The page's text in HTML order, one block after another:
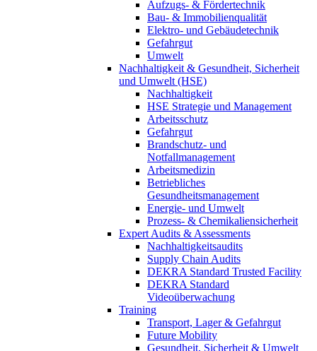
Aufzugs- & Fördertechnik
Bau- & Immobilienqualität
Elektro- und Gebäudetechnik
Gefahrgut
Umwelt
Nachhaltigkeit & Gesundheit, Sicherheit
und Umwelt (HSE)
Nachhaltigkeit
HSE Strategie und Management
Arbeitsschutz
Gefahrgut
Brandschutz- und
Notfallmanagement
Arbeitsmedizin
Betriebliches
Gesundheitsmanagement
Energie- und Umwelt
Prozess- & Chemikaliensicherheit
Expert Audits & Assessments
Nachhaltigkeitsaudits
Supply Chain Audits
DEKRA Standard Trusted Facility
DEKRA Standard
Videoüberwachung
Training
Transport, Lager & Gefahrgut
Future Mobility
Gesundheit, Sicherheit & Umwelt